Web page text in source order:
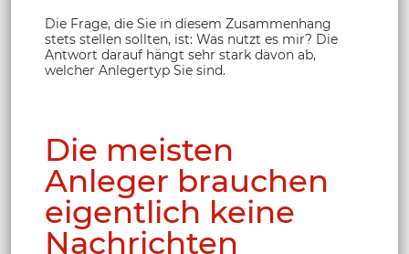
Die Frage, die Sie in diesem Zusammenhang
stets stellen sollten, ist: Was nutzt es mir? Die
Antwort darauf hängt sehr stark davon ab,
welcher Anlegertyp Sie sind.
Die meisten
Anleger brauchen
eigentlich keine
Nachrichten